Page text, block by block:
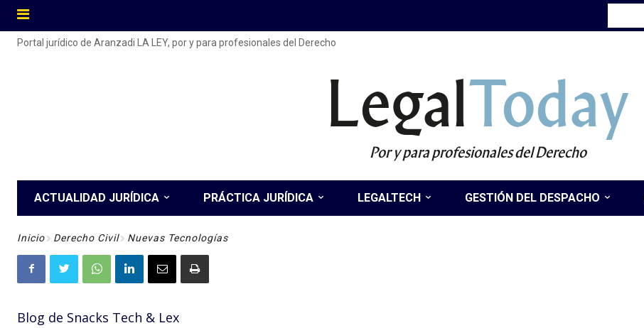
Portal jurídico de Aranzadi LA LEY, por y para profesionales del Derecho
LegalToday
Por y para profesionales del Derecho
ACTUALIDAD JURÍDICA PRÁCTICA JURÍDICA LEGALTECH GESTIÓN DEL DESPACHO
Inicio Derecho Civil Nuevas Tecnologías
Blog de Snacks Tech & Lex